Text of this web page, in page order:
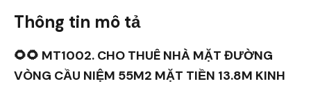
Thông tin mô tả
🌻🌻 MT1002. CHO THUÊ NHÀ MẶT ĐƯỜNG
VÒNG CẦU NIỆM 55M2 MẶT TIỀN 13.8M KINH